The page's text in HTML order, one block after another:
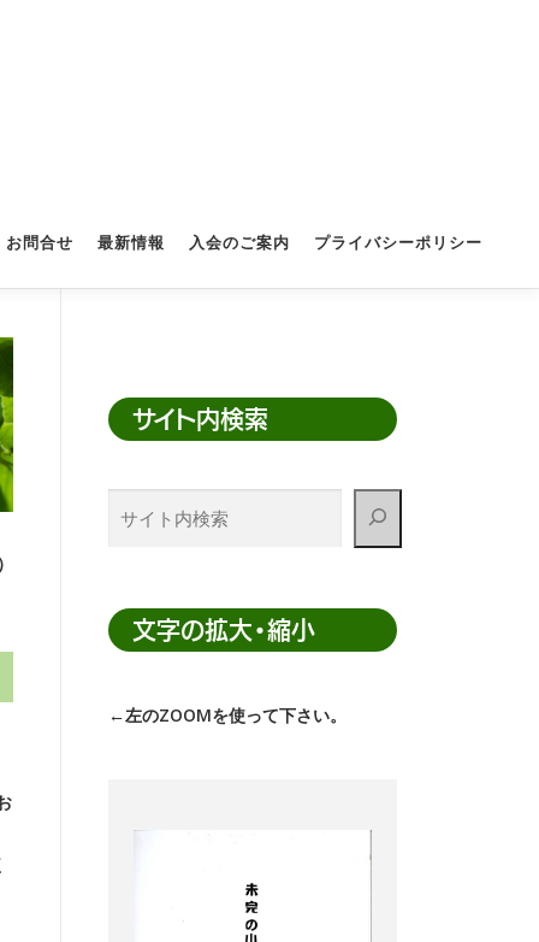
お問合せ 最新情報 入会のご案内 プライバシーポリシー
サイト内検索
検
索
文字の拡大・縮小
←左のZOOMを使って下さい。